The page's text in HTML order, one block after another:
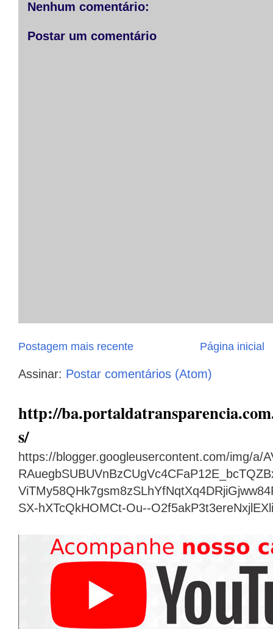
r
o
k
g
e
p
p
Nenhum comentário:
Postar um comentário
Postagem mais recente Página inicial
Assinar: Postar comentários (Atom)
http://
s/
https://blogger.googleusercontent.com/img/a/
SX-hXTcQkHOMCt-Ou--